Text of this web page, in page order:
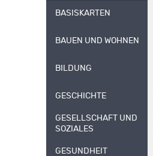
BASISKARTEN
BAUEN UND WOHNEN
BILDUNG
GESCHICHTE
GESELLSCHAFT UND
SOZIALES
GESUNDHEIT